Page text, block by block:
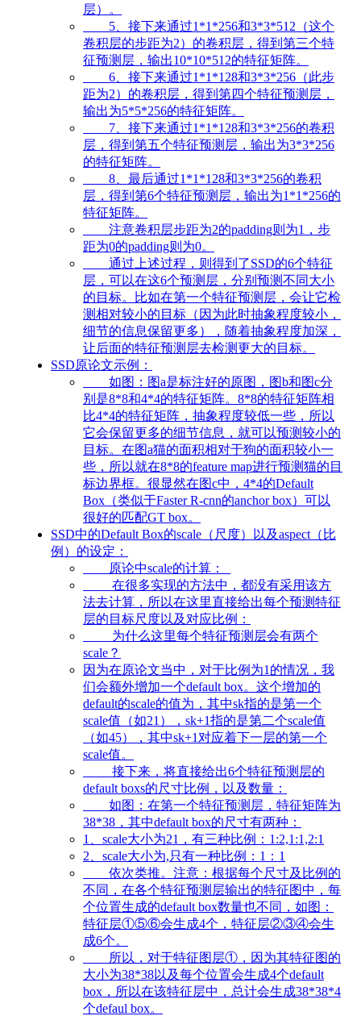
层）。
5、接下来通过1*1*256和3*3*512（这个
卷积层的步距为2）的卷积层，得到第三个特
征预测层，输出10*10*512的特征矩阵。
6、接下来通过1*1*128和3*3*256（此步
距为2）的卷积层，得到第四个特征预测层，
输出为5*5*256的特征矩阵。
7、接下来通过1*1*128和3*3*256的卷积
层，得到第五个特征预测层，输出为3*3*256
的特征矩阵。
8、最后通过1*1*128和3*3*256的卷积
层，得到第6个特征预测层，输出为1*1*256的
特征矩阵。
注意卷积层步距为2的padding则为1，步
距为0的padding则为0。
通过上述过程，则得到了SSD的6个特征
层，可以在这6个预测层，分别预测不同大小
的目标。比如在第一个特征预测层，会让它检
测相对较小的目标（因为此时抽象程度较小，
细节的信息保留更多），随着抽象程度加深，
让后面的特征预测层去检测更大的目标。
SSD原论文示例：
如图：图a是标注好的原图，图b和图c分
别是8*8和4*4的特征矩阵。8*8的特征矩阵相
比4*4的特征矩阵，抽象程度较低一些，所以
它会保留更多的细节信息，就可以预测较小的
目标。在图a猫的面积相对于狗的面积较小一
些，所以就在8*8的feature map进行预测猫的目
标边界框。很显然在图c中，4*4的Default
Box（类似于Faster R-cnn的anchor box）可以
很好的匹配GT box。
SSD中的Default Box的scale（尺度）以及aspect（比
例）的设定：
原论中scale的计算：
在很多实现的方法中，都没有采用该方
法去计算，所以在这里直接给出每个预测特征
层的目标尺度以及对应比例：
为什么这里每个特征预测层会有两个
scale？
因为在原论文当中，对于比例为1的情况，我
们会额外增加一个default box。这个增加的
default的scale的值为，其中sk指的是第一个
scale值（如21），sk+1指的是第二个scale值
（如45），其中sk+1对应着下一层的第一个
scale值。
接下来，将直接给出6个特征预测层的
default boxs的尺寸比例，以及数量：
如图：在第一个特征预测层，特征矩阵为
38*38，其中default box的尺寸有两种：
1、scale大小为21，有三种比例：1:2,1:1,2:1
2、scale大小为,只有一种比例：1：1
依次类推。注意：根据每个尺寸及比例的
不同，在各个特征预测层输出的特征图中，每
个位置生成的default box数量也不同，如图：
特征层①⑤⑥会生成4个，特征层②③④会生
成6个。
所以，对于特征图层①，因为其特征图的
大小为38*38以及每个位置会生成4个default
box，所以在该特征层中，总计会生成38*38*4
个defaul box。